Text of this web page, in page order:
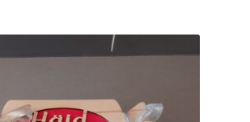
Valikuid
tootelehel.